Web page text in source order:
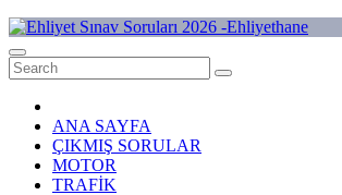
Skip
to
content
Ehliyet Sınav Soruları 2026 -Ehliyethane
ANA SAYFA
ÇIKMIŞ SORULAR
MOTOR
TRAFİK